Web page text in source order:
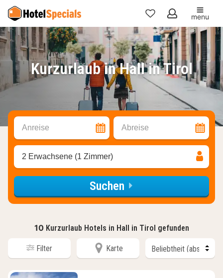
Meine
Favoriten
menu
Kurzurlaub in Hall in Tirol
Anreise Abreise
2 Erwachsene (1 Zimmer)
Suchen
10 Kurzurlaub Hotels in Hall in Tirol gefunden
Filter Karte